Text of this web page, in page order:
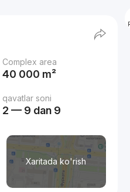
Complex area
40 000 m²
qavatlar soni
2 — 9 dan 9
Xaritada ko'rish